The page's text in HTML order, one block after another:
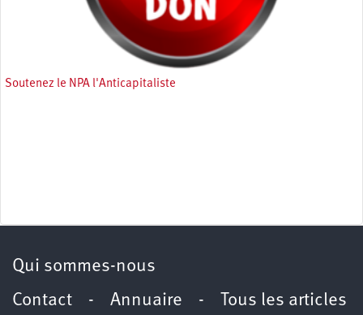
Soutenez le NPA l'Anticapitaliste
Qui sommes-nous
Contact - Annuaire - Tous les articles